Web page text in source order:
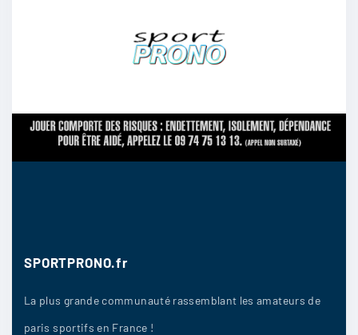
tonytony:
Barcelone va pas marquer
il faut se méfier des équipes qui passent
SPORTPRONO.fr
La plus grande communauté rassemblant les amateurs de
paris sportifs en France !